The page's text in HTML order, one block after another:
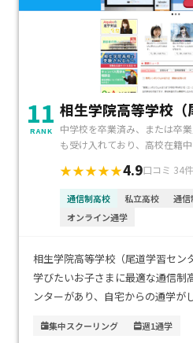
11
RANK
相生学院高等学校（
中学校を卒業済み、または卒
も受け入れており、高校在籍
★★★★★4.9口コミ 34件
通信制高校 私立高校 通信
オンライン通学
相生学院高等学校（尾道学習セン
学びたいお子さまに最適な通信制
ンターがあり、自宅からの通学が
要な単位数だけ支払う明朗な体系
集中スクーリング 週1通学